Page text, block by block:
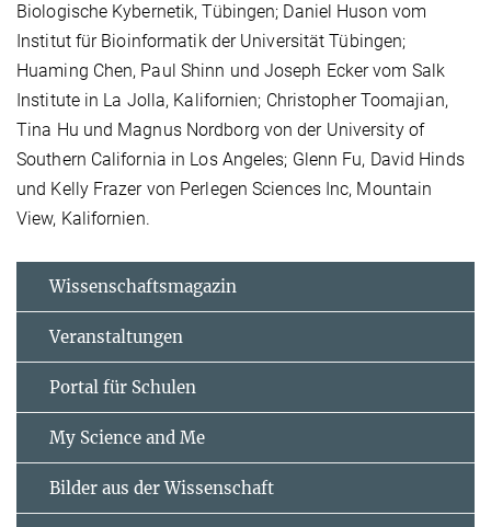
Biologische Kybernetik, Tübingen; Daniel Huson vom
Institut für Bioinformatik der Universität Tübingen;
Huaming Chen, Paul Shinn und Joseph Ecker vom Salk
Institute in La Jolla, Kalifornien; Christopher Toomajian,
Tina Hu und Magnus Nordborg von der University of
Southern California in Los Angeles; Glenn Fu, David Hinds
und Kelly Frazer von Perlegen Sciences Inc, Mountain
View, Kalifornien.
Wissenschaftsmagazin
Veranstaltungen
Portal für Schulen
My Science and Me
Bilder aus der Wissenschaft